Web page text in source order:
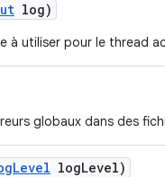
log)
à utiliser pour le thread
globaux dans des
Level logLevel)